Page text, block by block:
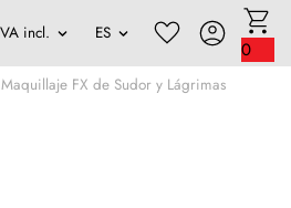
0
Maquillaje FX de Sudor y Lágrimas